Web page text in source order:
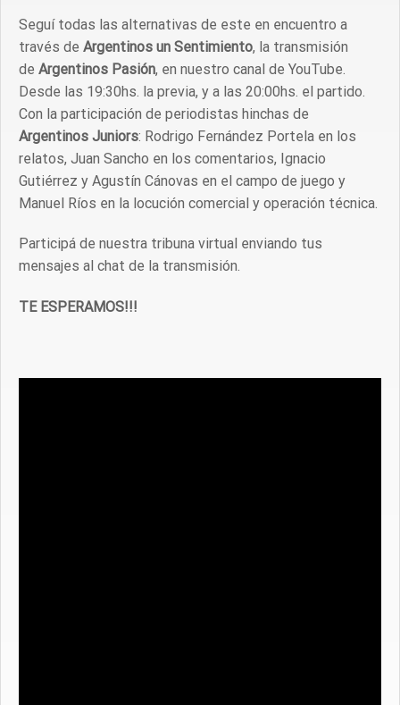
Seguí todas las alternativas de este en encuentro a
través de Argentinos un Sentimiento, la transmisión
de Argentinos Pasión, en nuestro canal de YouTube.
Desde las 19:30hs. la previa, y a las 20:00hs. el partido.
Con la participación de periodistas hinchas de
Argentinos Juniors: Rodrigo Fernández Portela en los
relatos, Juan Sancho en los comentarios, Ignacio
Gutiérrez y Agustín Cánovas en el campo de juego y
Manuel Ríos en la locución comercial y operación técnica.
Participá de nuestra tribuna virtual enviando tus
mensajes al chat de la transmisión.
TE ESPERAMOS!!!